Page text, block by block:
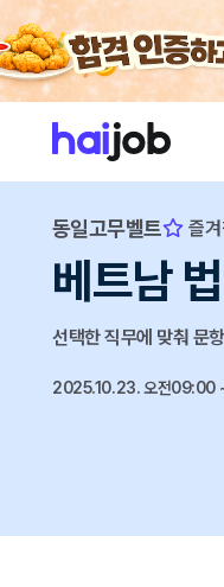
동일고무벨트 즐겨
베트남
선택한 직무에 맞춰 문
2025.10.23. 오전09:00